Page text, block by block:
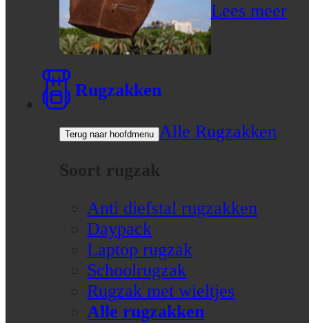
Lees meer
Rugzakken
Terug naar hoofdmenu Alle Rugzakken
Soort rugzak
Anti diefstal rugzakken
Daypack
Laptop rugzak
Schoolrugzak
Rugzak met wieltjes
Alle rugzakken